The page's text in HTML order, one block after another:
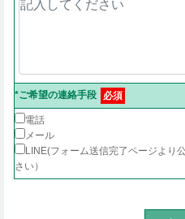
*ご希望の連絡手段 必須
電話
メール
LINE(フォーム送信完了ページより
さい）